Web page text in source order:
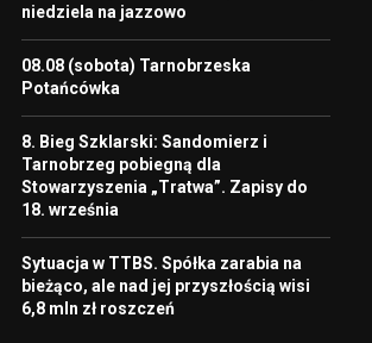
niedziela na jazzowo
08.08 (sobota) Tarnobrzeska
Potańcówka
8. Bieg Szklarski: Sandomierz i
Tarnobrzeg pobiegną dla
Stowarzyszenia „Tratwa”. Zapisy do
18. września
Sytuacja w TTBS. Spółka zarabia na
bieżąco, ale nad jej przyszłością wisi
6,8 mln zł roszczeń